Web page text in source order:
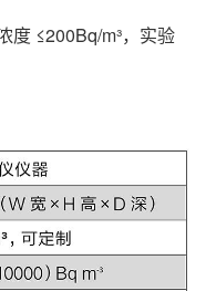
度 ≤200Bq/m³，实验